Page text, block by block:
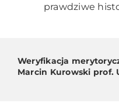
prawdziwe
Weryfikacja
Marcin Kurowski prof.